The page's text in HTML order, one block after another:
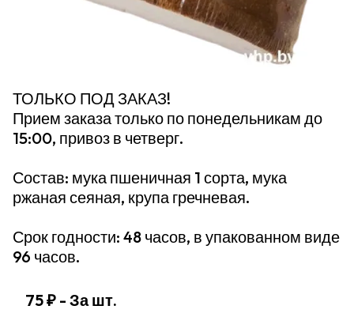
ТОЛЬКО ПОД ЗАКАЗ!
Прием заказа только по понедельникам до
15:00, привоз в четверг.
Состав: мука пшеничная 1 сорта, мука
ржаная сеяная, крупа гречневая.
Срок годности: 48 часов, в упакованном виде
96 часов.
75 ₽ - За шт.